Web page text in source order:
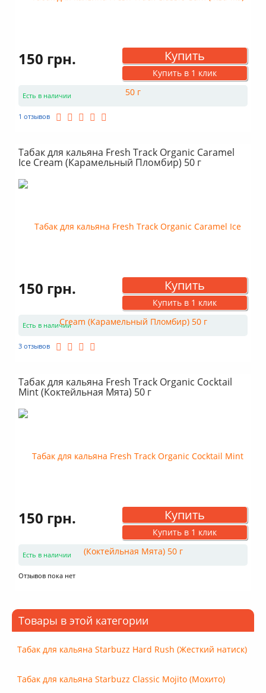
150 грн. Купить
Купить в 1 клик
Есть в наличии
1 отзывов
Табак для кальяна Fresh Track Organic Caramel
Ice Cream (Карамельный Пломбир) 50 г
150 грн. Купить
Купить в 1 клик
Есть в наличии
3 отзывов
Табак для кальяна Fresh Track Organic Cocktail
Mint (Коктейльная Мята) 50 г
150 грн. Купить
Купить в 1 клик
Есть в наличии
Отзывов пока нет
Товары в этой категории
Табак для кальяна Starbuzz Hard Rush (Жесткий натиск)
Табак для кальяна Starbuzz Classic Mojito (Мохито)